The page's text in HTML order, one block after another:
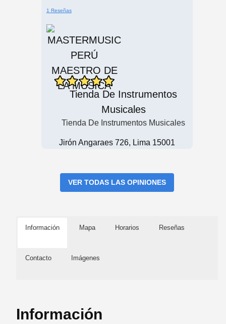
1 Reseñas
Tienda De Instrumentos
Musicales
Tienda De Instrumentos Musicales
Jirón Angaraes 726, Lima 15001
VER TODAS LAS OPINIONES
Información Mapa Horarios Reseñas
Contacto Imágenes
Información